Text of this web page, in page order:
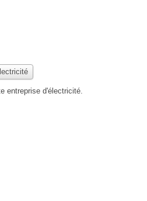
entreprise d'électricité.